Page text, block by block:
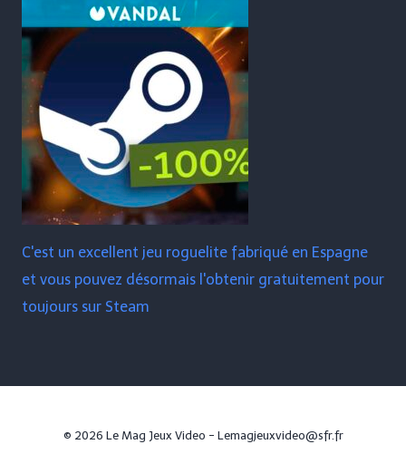
C'est un excellent jeu roguelite fabriqué en Espagne
et vous pouvez désormais l'obtenir gratuitement pour
toujours sur Steam
© 2026 Le Mag Jeux Video - Lemagjeuxvideo@sfr.fr